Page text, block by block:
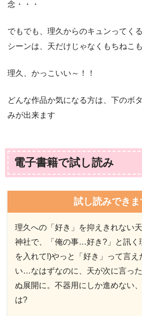
念・・・
でもでも、理久からのキュンってく
シーンは、天だけじゃなくもちねこ
理久、かっこいい～！！
どんな作品か気になる方は、下のボ
みが出来ます
電子書籍で試し読み
試し読みできま
理久への「好き」を抑えきれない
神社で、「俺の事…好き?」と訊く
を入れて!)やっと「好き」って言
い…なはずなのに、天が次に言っ
ぬ展開に。不器用にしか進めない
は?